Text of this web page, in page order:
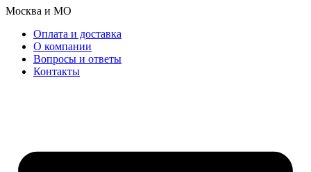
Перейти
содержимому
Москва и МО
Оплата и доставка
О компании
Вопросы и ответы
Контакты